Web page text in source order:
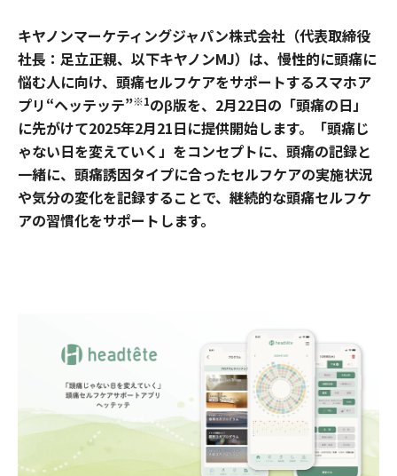
キヤノンマーケティングジャパン株式会社（代表取締役
社長：足立正親、以下キヤノンMJ）は、慢性的に頭痛に
悩む人に向け、頭痛セルフケアをサポートするスマホア
プリ“ヘッテッテ”※1のβ版を、2月22日の「頭痛の日」
に先がけて2025年2月21日に提供開始します。「頭痛じ
ゃない日を変えていく」をコンセプトに、頭痛の記録と
一緒に、頭痛誘因タイプに合ったセルフケアの実施状況
や気分の変化を記録することで、継続的な頭痛セルフケ
アの習慣化をサポートします。